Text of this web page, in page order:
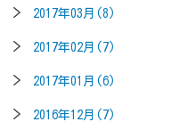
2017年03月(8)
2017年02月(7)
2017年01月(6)
2016年12月(7)